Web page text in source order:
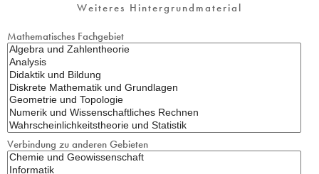
Weiteres Hintergrundmaterial
Mathematisches Fachgebiet
Verbindung zu anderen Gebieten